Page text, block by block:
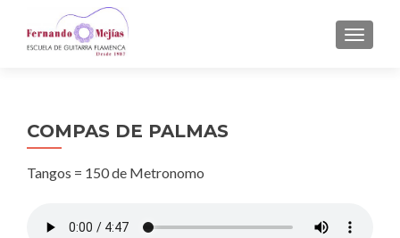
COMPAS DE PALMAS
Tangos = 150 de Metronomo